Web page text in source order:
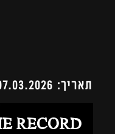
תאריך: 07.03.2026 (פורים 2026)